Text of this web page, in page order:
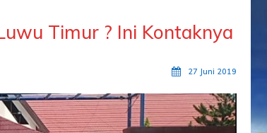
Timur ? Ini Kontaknya
27 Juni 2019